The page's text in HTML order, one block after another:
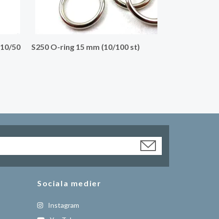
50
S250 O-ring 15 mm (10/100 st)
Sociala medier
Instagram